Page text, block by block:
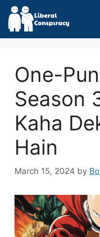
Skip
content
One-
Season
Kaha
Hain
March 15, 2024 by